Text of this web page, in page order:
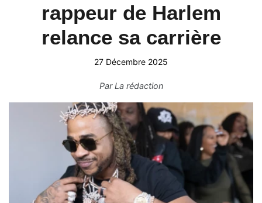
rappeur de Harlem
relance sa carrière
27 Décembre 2025
ParLa rédaction